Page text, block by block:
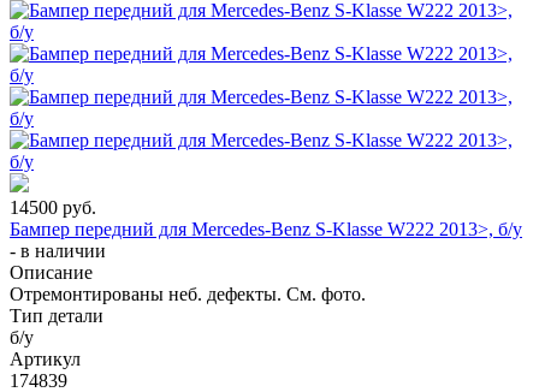
14500 руб.
Бампер передний для Mercedes-Benz S-Klasse W222 2013>, б/у
- в наличии
Описание
Отремонтированы неб. дефекты. См. фото.
Тип детали
б/у
Артикул
174839